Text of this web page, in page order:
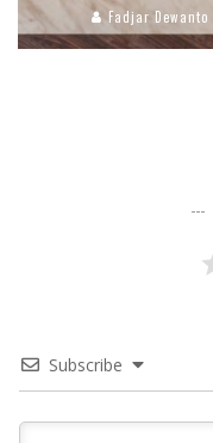
Fadjar Dewanto
Subscribe